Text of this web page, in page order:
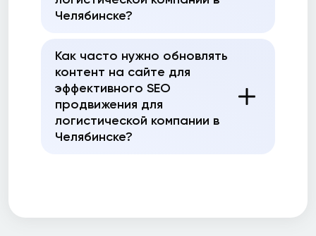
Челябинске?
Как часто нужно обновлять
контент на сайте для
эффективного SEO
продвижения для
логистической компании в
Челябинске?